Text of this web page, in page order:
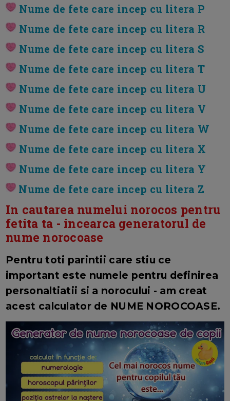
Nume de fete care incep cu litera P
Nume de fete care incep cu litera R
Nume de fete care incep cu litera S
Nume de fete care incep cu litera T
Nume de fete care incep cu litera U
Nume de fete care incep cu litera V
Nume de fete care incep cu litera W
Nume de fete care incep cu litera X
Nume de fete care incep cu litera Y
Nume de fete care incep cu litera Z
In cautarea numelui norocos pentru
fetita ta - incearca generatorul de
nume norocoase
Pentru toti parintii care stiu ce
important este numele pentru definirea
personaltiatii si a norocului - am creat
acest calculator de NUME NOROCOASE.